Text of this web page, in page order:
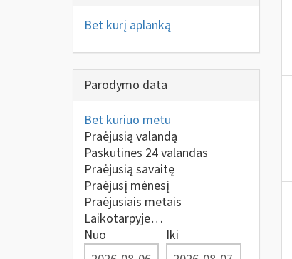
Bet kurį aplanką
Parodymo data
Bet kuriuo metu
Praėjusią valandą
Paskutines 24 valandas
Praėjusią savaitę
Praėjusį mėnesį
Praėjusiais metais
Laikotarpyje…
Nuo
Iki